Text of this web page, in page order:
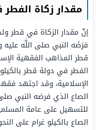
مقدار زكاة الفطر
إنّ مقدار الزكاة في قطر
فرَضَه النبي صلى اللّٰه
قطر المذاهب الفقهية
الفطر في دولة قطر
الإسلامية، وقد اجتهد
الصاع الذي فرضه النبي
للتسهيل على عامة
الصاع بالكيلو غرام على